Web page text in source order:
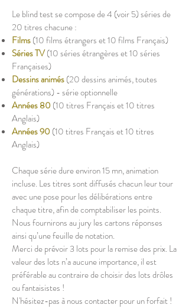
Le blind test se compose de 4 (voir 5) séries de
20 titres chacune :
Films(10 films étrangers et 10 films Français)
Séries TV(10 séries étrangères et 10 séries
Françaises)
Dessins animés(20 dessins animés, toutes
générations) - série optionnelle
Années 80(10 titres Français et 10 titres
Anglais)
Années 90(10 titres Français et 10 titres
Anglais)
Chaque série dure environ 15 mn, animation
incluse. Les titres sont diffusés chacun leur tour
avec une pose pour les délibérations entre
chaque titre, afin de comptabiliser les points.
Nous fournirons au jury les cartons réponses
ainsi qu’une feuille de notation.
Merci de prévoir 3 lots pour la remise des prix. La
valeur des lots n’a aucune importance, il est
préférable au contraire de choisir des lots drôles
ou fantaisistes !
N'hésitez-pas à nous contacter pour un forfait !